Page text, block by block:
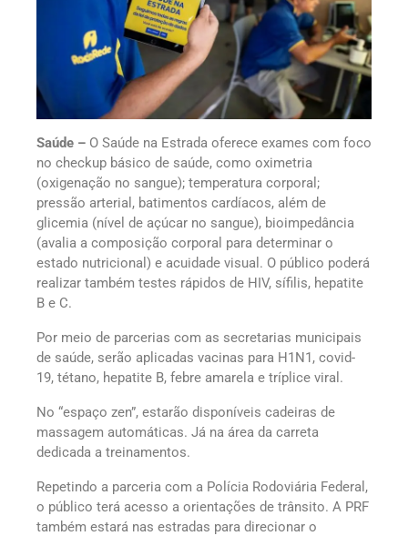
Saúde – O Saúde na Estrada oferece exames com foco
no checkup básico de saúde, como oximetria
(oxigenação no sangue); temperatura corporal;
pressão arterial, batimentos cardíacos, além de
glicemia (nível de açúcar no sangue), bioimpedância
(avalia a composição corporal para determinar o
estado nutricional) e acuidade visual. O público poderá
realizar também testes rápidos de HIV, sífilis, hepatite
B e C.
Por meio de parcerias com as secretarias municipais
de saúde, serão aplicadas vacinas para H1N1, covid-
19, tétano, hepatite B, febre amarela e tríplice viral.
No “espaço zen”, estarão disponíveis cadeiras de
massagem automáticas. Já na área da carreta
dedicada a treinamentos.
Repetindo a parceria com a Polícia Rodoviária Federal,
o público terá acesso a orientações de trânsito. A PRF
também estará nas estradas para direcionar o